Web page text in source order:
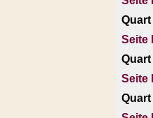
Seite
Seite